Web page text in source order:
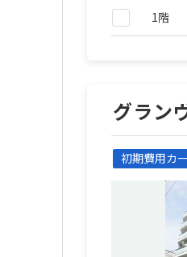
1階
グラン
初期費用カ